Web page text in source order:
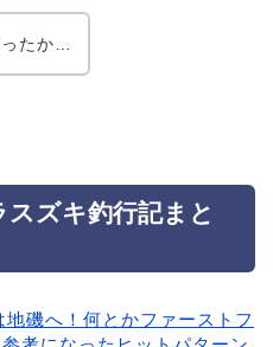
たか…
スズキ釣行記まと
磯へ！何とかファーストフ